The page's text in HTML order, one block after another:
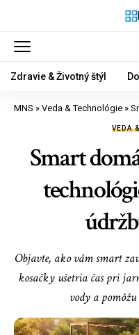
Zdravie & Životný štýl
MNS » Veda & Technológie »
VEDA
Smart
Objavte, ako vám smart
kosačky ušetria čas pri
vody a